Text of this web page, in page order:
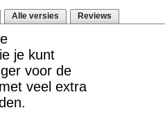
Alle versies Reviews
je kunt
voor de
veel extra